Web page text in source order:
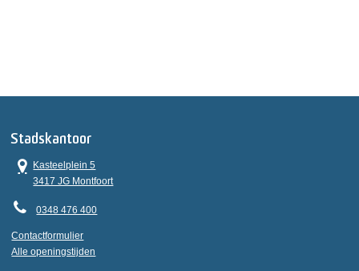
Stadskantoor
Kasteelplein 5
3417 JG Montfoort
0348 476 400
Contactformulier
Alle openingstijden